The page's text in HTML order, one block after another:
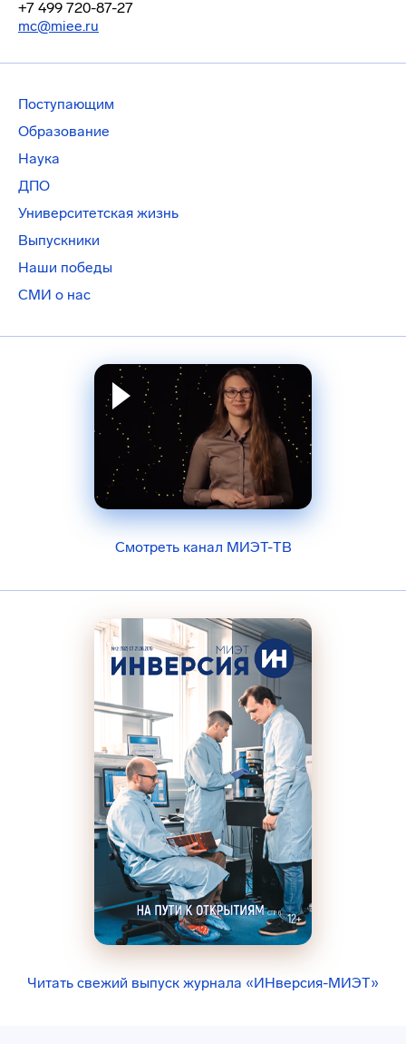
+7 499 720-87-27
mc@miee.ru
Поступающим
Образование
Наука
ДПО
Университетская жизнь
Выпускники
Наши победы
СМИ о нас
Смотреть канал МИЭТ-ТВ
Читать свежий выпуск журнала «ИНверсия-МИЭТ»